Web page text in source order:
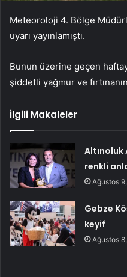
Meteoroloji 4. Bölge
uyarı yayınlamıştı.
Bunun üzerine geçen
şiddetli yağmur ve
İlgili Makaleler
Altınoluk
renkli
Ağustos
Gebze
keyif
Ağustos